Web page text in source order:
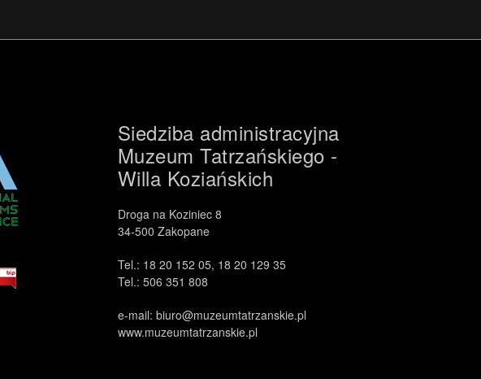
Siedziba administracyjna
Muzeum Tatrzańskiego -
Willa Koziańskich
Droga na Koziniec 8
34-500 Zakopane
Tel.: 18 20 152 05, 18 20 129 35
Tel.: 506 351 808
e-mail: biuro@muzeumtatrzanskie.pl
www.muzeumtatrzanskie.pl